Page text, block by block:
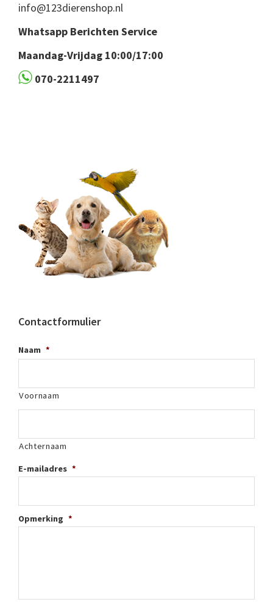
info@123dierenshop.nl
Whatsapp Berichten Service
Maandag-Vrijdag 10:00/17:00
070-2211497
Contactformulier
Naam *
Voornaam
Achternaam
E-mailadres *
Opmerking *